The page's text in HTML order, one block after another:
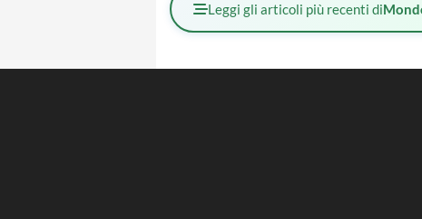
Leggi gli articoli più recenti di